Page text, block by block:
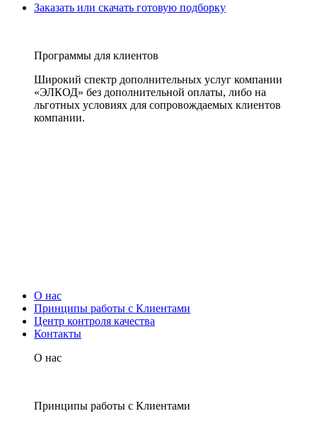
Заказать или скачать готовую подборку
Программы для клиентов
Широкий спектр дополнительных услуг компании
«ЭЛКОД» без дополнительной оплаты, либо на
льготных условиях для сопровождаемых клиентов
компании.
О нас
Принципы работы с Клиентами
Центр контроля качества
Контакты
О нас
Принципы работы с Клиентами